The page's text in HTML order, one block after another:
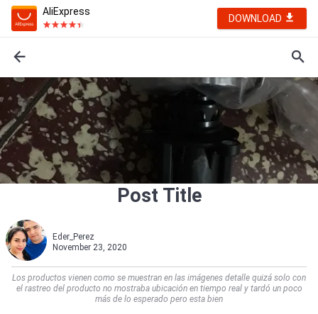
AliExpress
DOWNLOAD
Post Title
Eder_Perez
November 23, 2020
Los productos vienen como se muestran en las imágenes detalle quizá solo con
el rastreo del producto no mostraba ubicación en tiempo real y tardó un poco
más de lo esperado pero esta bien